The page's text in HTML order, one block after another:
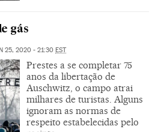
gás
25, 2020 - 21:30 EST
Prestes a se completar 75
anos da libertação de
Auschwitz, o campo atrai
milhares de turistas. Alguns
ignoram as normas de
respeito estabelecidas pelo